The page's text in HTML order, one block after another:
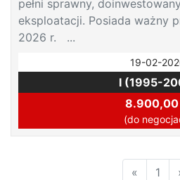
pełni sprawny,
eksploatacji. Posiada ważny
2026 r. ...
19-02-
I (1995-
8.900,00
(do
« 1